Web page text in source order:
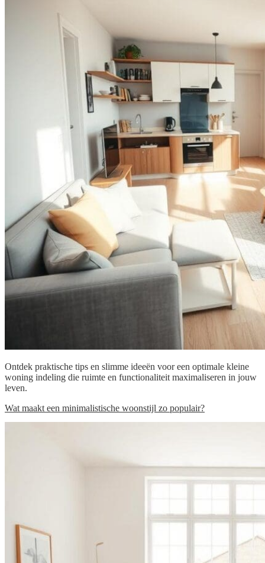
Ontdek praktische tips en slimme ideeën voor een optimale kleine
woning indeling die ruimte en functionaliteit maximaliseren in jouw
leven.
Wat maakt een minimalistische woonstijl zo populair?